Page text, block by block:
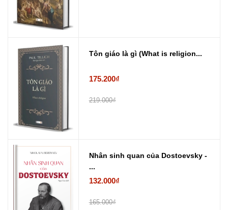
Tôn giáo là gì (What is religion...
175.200₫
219.000₫
Nhân sinh quan của Dostoevsky -
...
132.000₫
165.000₫